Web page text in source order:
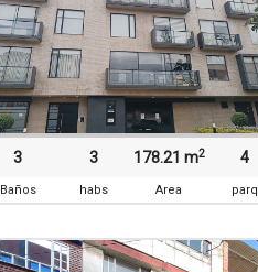
3
Baños
3
habs
178.21 m2
Area
4
parq